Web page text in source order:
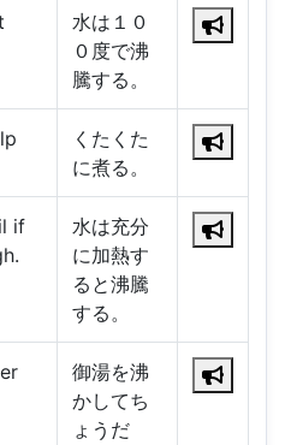
水は１０
０度で沸
騰する。
くたくた
に煮る。
if
水は充分
に加熱す
ると沸騰
する。
御湯を沸
かしてち
ょうだ